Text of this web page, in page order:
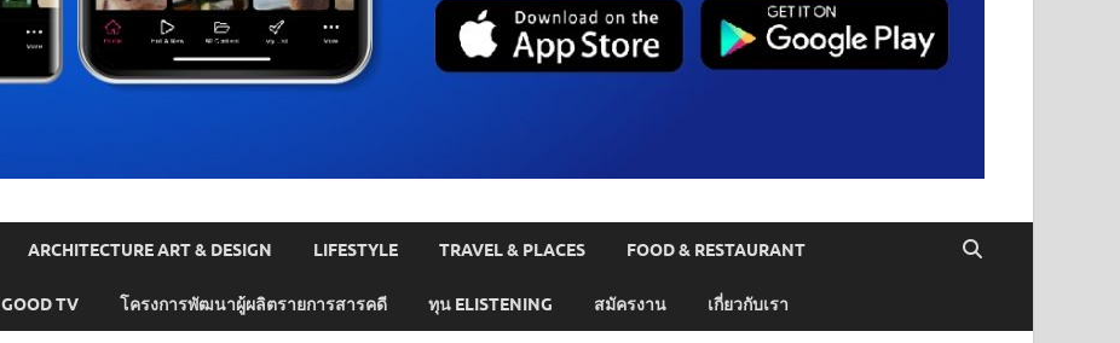
ARCHITECTURE ART & DESIGN LIFESTYLE TRAVEL & PLACES FOOD & RESTAURANT
GOOD TV โครงการพัฒนาผู้ผลิตรายการสารคดี ทุน ELISTENING สมัครงาน เกี่ยวกับเรา